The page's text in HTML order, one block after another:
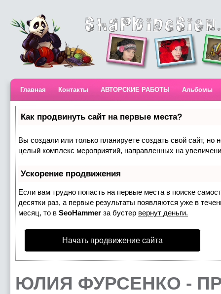
Главная Контакты АВТОРСКИЕ РАБОТЫ Альбомы
Как продвинуть сайт на первые места?
Вы создали или только планируете создать свой сайт, но
целый комплекс мероприятий, направленных на
Ускорение продвижения
Если вам трудно попасть на первые места в поиске
десятки раз, а первые результаты появляются уже в
месяц, то в SeoHammer за бустер вернут деньги.
Начать продвижение сайта
ЮЛИЯ ФУРСЕНКО -